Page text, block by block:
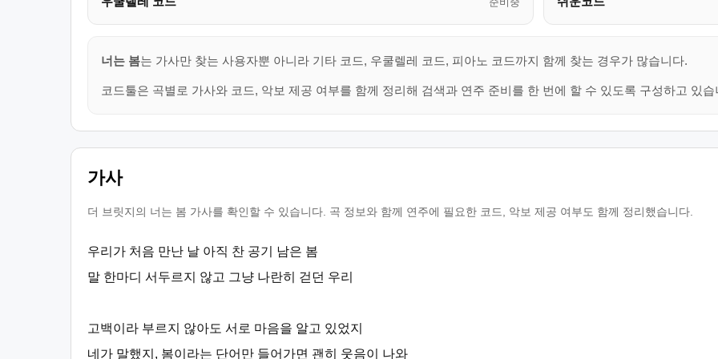
너는 봄는 가사만 찾는 사용자뿐 아니라 기타 코드, 우쿨렐레 코드, 피아노 코드까지 함께 찾는 경우가 많습니다.
코드툴은 곡별로 가사와 코드, 악보 제공 여부를 함께 정리해 검색과 연주 준비를 한 번에 할 수 있도록 구성하고 있습
가사
더 브릿지의 너는 봄 가사를 확인할 수 있습니다. 곡 정보와 함께 연주에 필요한 코드, 악보 제공 여부도 함께 정리했습니다.
우리가 처음 만난 날 아직 찬 공기 남은 봄
말 한마디 서두르지 않고 그냥 나란히 걷던 우리
고백이라 부르지 않아도 서로 마음을 알고 있었지
네가 말했지, 봄이라는 단어만 들어가면 괜히 웃음이 나와